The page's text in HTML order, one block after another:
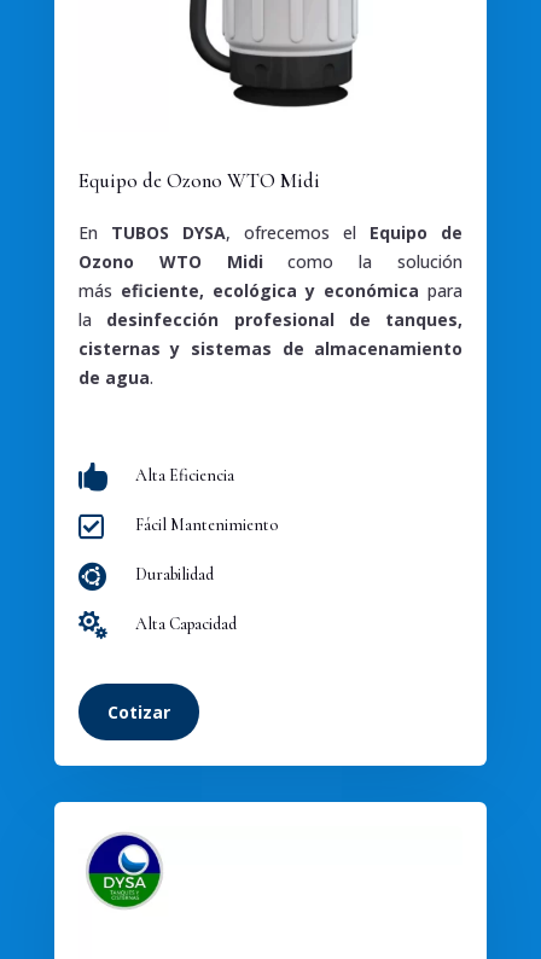
Equipo de Ozono WTO Midi
En TUBOS DYSA, ofrecemos el Equipo de
Ozono WTO Midicomo la solución
más eficiente, ecológica y económica para
la desinfección profesional de tanques,
cisternas y sistemas de almacenamiento
de agua.
 Alta Eficiencia
 Fácil Mantenimiento
 Durabilidad
 Alta Capacidad
Cotizar